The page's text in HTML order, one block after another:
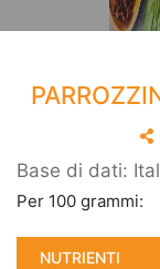
Base di dati:
Per 100 grammi:
NUTRIENTI